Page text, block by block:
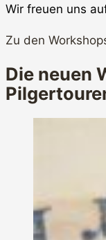
Wir freuen uns
Zu den
Die neuen